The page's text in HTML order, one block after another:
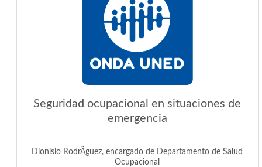
Seguridad ocupacional en situaciones de
emergencia
Dionisio RodrÃ­guez, encargado de Departamento de Salud
Ocupacional